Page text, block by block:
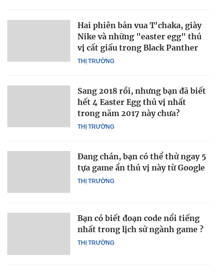
THỊ TRƯỜNG
Hai phiên bản vua T'chaka, giày
Nike và những "easter egg" thú
vị cất giấu trong Black Panther
THỊ TRƯỜNG
Sang 2018 rồi, nhưng bạn đã biết
hết 4 Easter Egg thú vị nhất
trong năm 2017 này chưa?
THỊ TRƯỜNG
Đang chán, bạn có thể thử ngay 5
tựa game ẩn thú vị này từ Google
THỊ TRƯỜNG
Bạn có biết đoạn code nổi tiếng
nhất trong lịch sử ngành game ?